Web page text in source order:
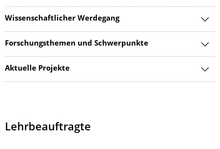
Wissenschaftlicher Werdegang
Forschungsthemen und Schwerpunkte
Aktuelle Projekte
Lehrbeauftragte